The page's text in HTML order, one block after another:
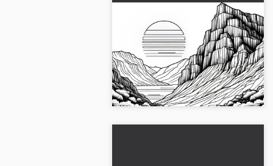
Dik bir kayalık kıyının
üzerindeki gün Batımı –
Ücretsiz boyama sayfası
Harika bir günbatımını
kayalıklardan izle. Ücretsiz boyama
sayfasını şimdi indir!...